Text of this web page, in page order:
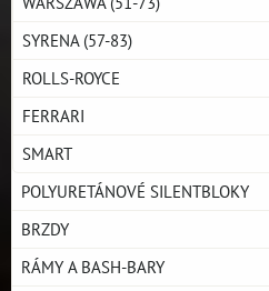
SYRENA (57-83)
ROLLS-ROYCE
FERRARI
SMART
POLYURETÁNOVÉ SILENTBLOKY
BRZDY
RÁMY A BASH-BARY